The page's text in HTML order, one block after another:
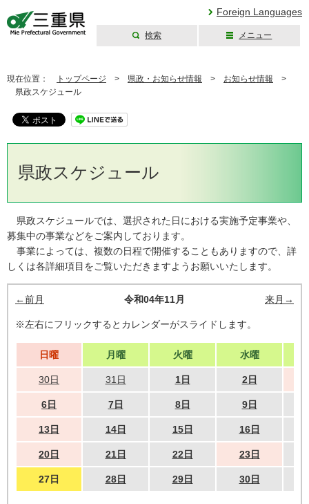
Foreign Languages
検索 メニュー
現在位置： トップページ > 県政・お知らせ情報 > お知らせ情報 >
県政スケジュール
県政スケジュール
県政スケジュールでは、選択された日における実施予定事業や、
募集中の事業などをご案内しております。
事業によっては、複数の日程で開催することもありますので、詳
しくは各詳細項目をご覧いただきますようお願いいたします。
←前月 令和04年11月 来月→
※左右にフリックするとカレンダーがスライドします。
日曜 月曜 火曜 水曜
30日 31日 1日 2日
6日 7日 8日 9日
13日 14日 15日 16日
20日 21日 22日 23日
27日 28日 29日 30日